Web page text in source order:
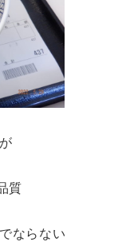
質
ならない